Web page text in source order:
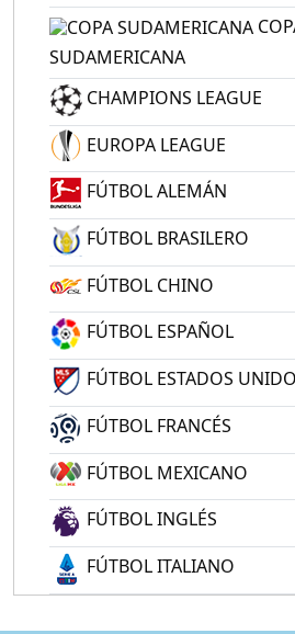
SUDAMERICANA
CHAMPIONS LEAGUE
EUROPA LEAGUE
FÚTBOL ALEMÁN
FÚTBOL BRASILERO
FÚTBOL CHINO
FÚTBOL ESPAÑOL
FÚTBOL ESTADOS
FÚTBOL FRANCÉS
FÚTBOL MEXICANO
FÚTBOL INGLÉS
FÚTBOL ITALIANO